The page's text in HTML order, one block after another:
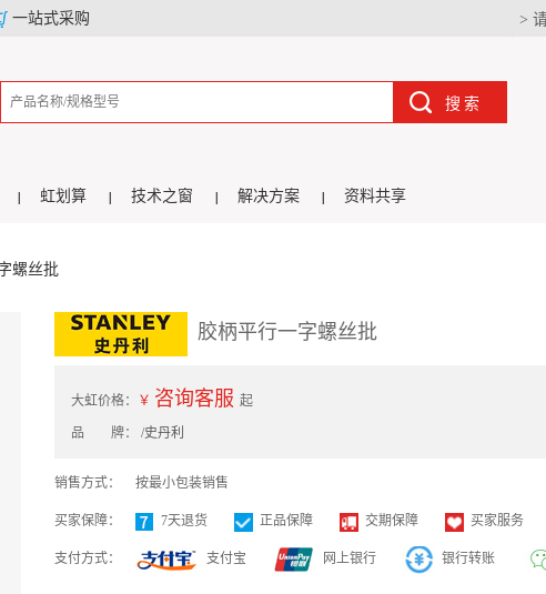
一站式采购 >
搜索
虹划算 技术之窗 解决方案 资料共享
螺丝批
胶柄平行一字螺丝批
大虹价格： ￥ 咨询客服 起
品 牌： /史丹利
销售方式： 按最小包装销售
买家保障： 7天退货 正品保障 交期保障 买家服务
支付方式： 支付宝 网上银行 银行转账